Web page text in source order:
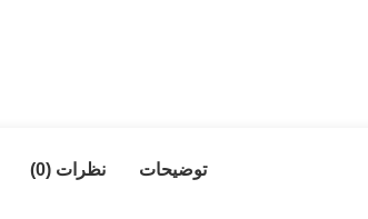
توضیحات نظرات (0)